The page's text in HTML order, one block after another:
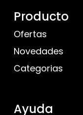
Producto
Ofertas
Novedades
Categorias
Ayuda